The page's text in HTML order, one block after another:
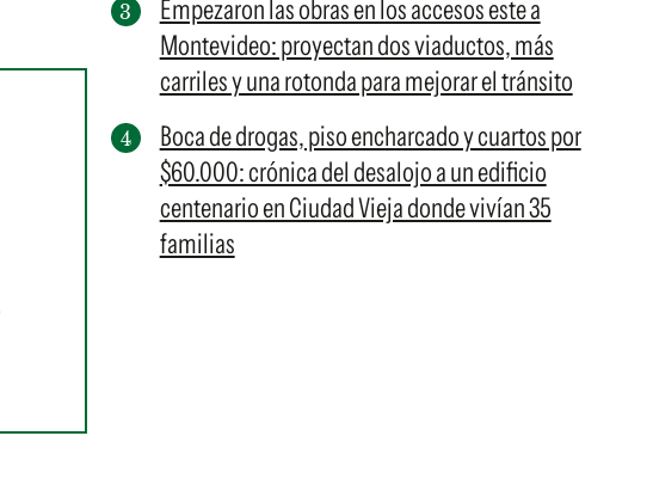
Empezaron las obras en los accesos este a
Montevideo: proyectan dos viaductos, más
carriles y una rotonda para mejorar el tránsito
Boca de drogas, piso encharcado y cuartos por
$60.000: crónica del desalojo a un edificio
centenario en Ciudad Vieja donde vivían 35
familias